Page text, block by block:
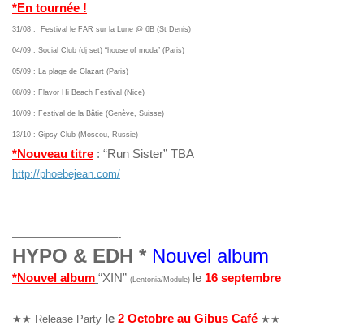
*En tournée !
31/08 : Festival le FAR sur la Lune @ 6B (St Denis)
04/09 : Social Club (dj set) “house of moda” (Paris)
05/09 : La plage de Glazart (Paris)
08/09 : Flavor Hi Beach Festival (Nice)
10/09 : Festival de la Bâtie (Genève, Suisse)
13/10 : Gipsy Club (Moscou, Russie)
*Nouveau titre : “Run Sister” TBA
http://phoebejean.com/
——————————-
HYPO & EDH * Nouvel album
*Nouvel album “XIN” (Lentonia/Module) le 16 septembre
★★ Release Party le 2 Octobre au Gibus Café ★★